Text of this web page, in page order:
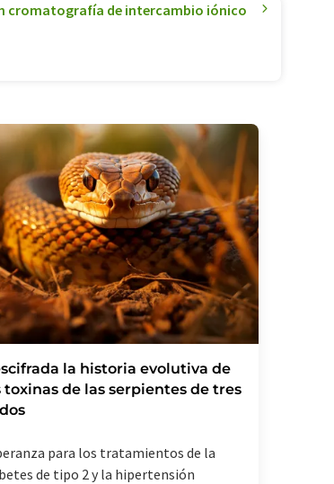
cromatografía de intercambio iónico
la historia evolutiva de
toxinas de las serpientes de tres
para los tratamientos de la
de tipo 2 y la hipertensión